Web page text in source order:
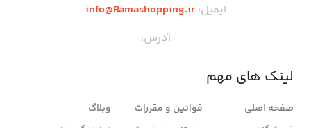
ایمیل:info@Ramashopping.ir
آدرس:
لینک های مهم
صفحه اصلی
قوانین و مقررات
وبلاگ